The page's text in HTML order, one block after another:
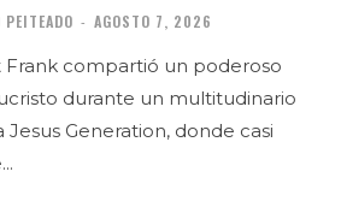
PEITEADO - AGOSTO 7, 2026
Frank compartió un poderoso
durante un multitudinario
Generation, donde casi